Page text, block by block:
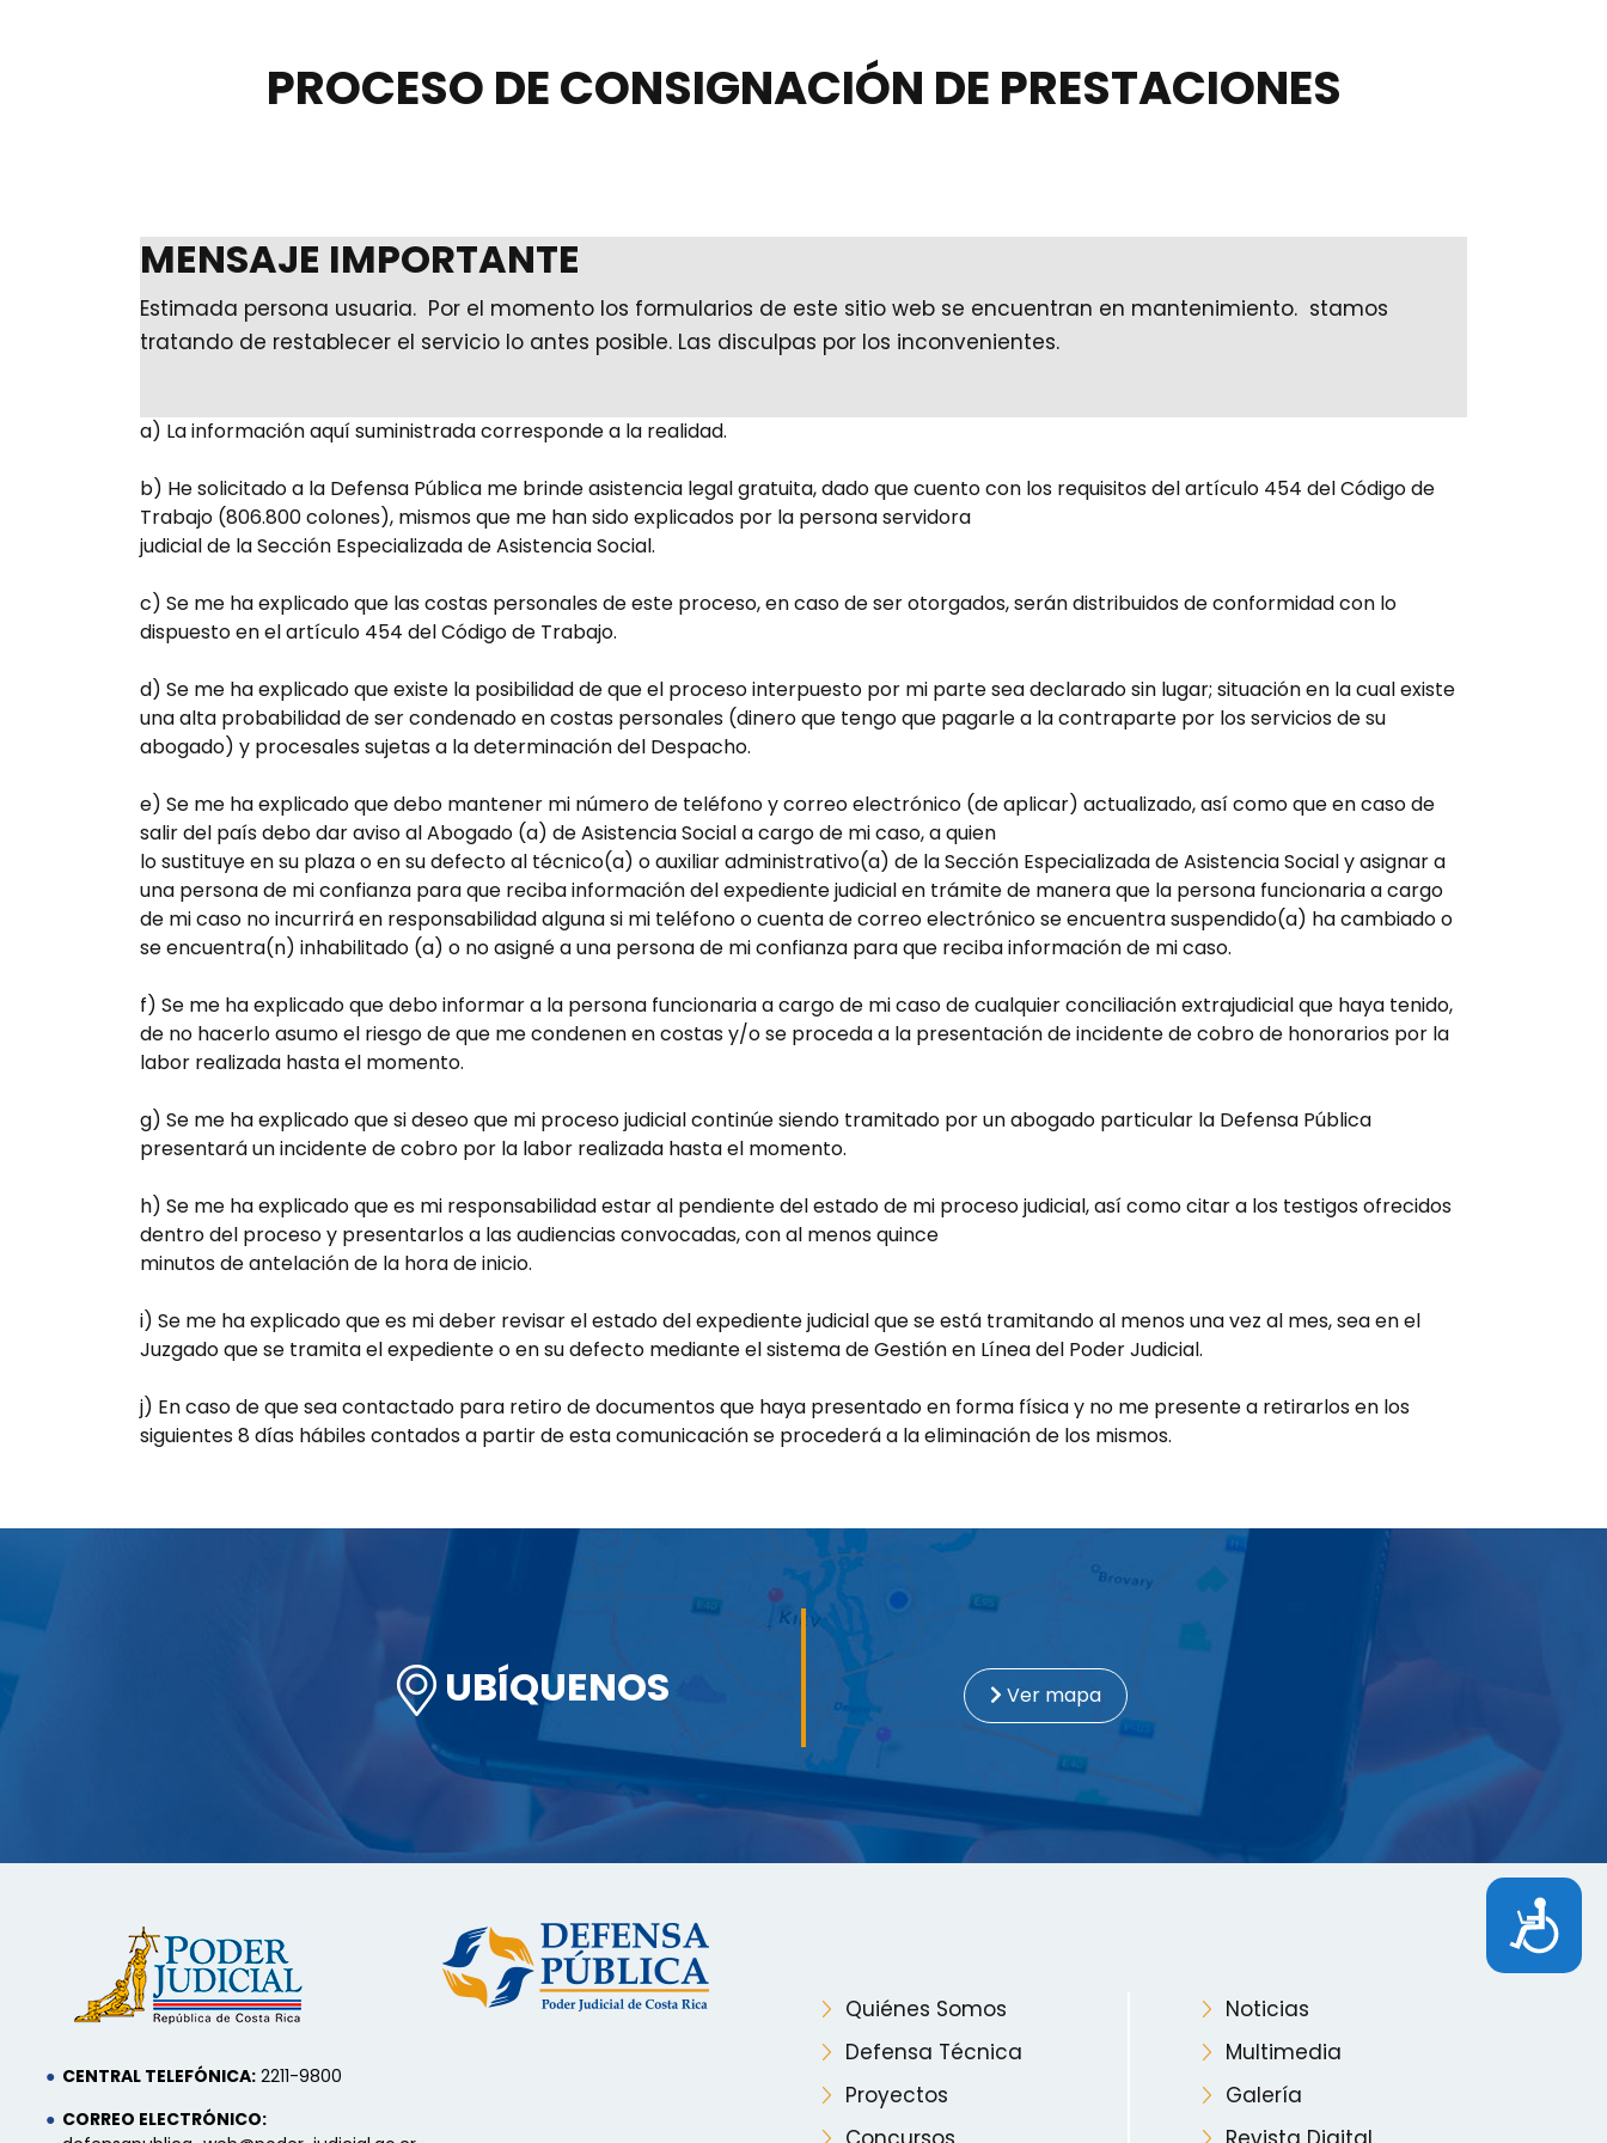
Accesibilidad
PROCESO DE CONSIGNACIÓN DE PRESTACIONES
MENSAJE IMPORTANTE
Estimada persona usuaria. Por el momento los formularios de este sitio web se encuentran en mantenimiento. stamos
tratando de restablecer el servicio lo antes posible. Las disculpas por los inconvenientes.
a) La información aquí suministrada corresponde a la realidad.
b) He solicitado a la Defensa Pública me brinde asistencia legal gratuita, dado que cuento con los requisitos del artículo 454 del Código de
Trabajo (806.800 colones), mismos que me han sido explicados por la persona servidora
judicial de la Sección Especializada de Asistencia Social.
c) Se me ha explicado que las costas personales de este proceso, en caso de ser otorgados, serán distribuidos de conformidad con lo
dispuesto en el artículo 454 del Código de Trabajo.
d) Se me ha explicado que existe la posibilidad de que el proceso interpuesto por mi parte sea declarado sin lugar; situación en la cual existe
una alta probabilidad de ser condenado en costas personales (dinero que tengo que pagarle a la contraparte por los servicios de su
abogado) y procesales sujetas a la determinación del Despacho.
e) Se me ha explicado que debo mantener mi número de teléfono y correo electrónico (de aplicar) actualizado, así como que en caso de
salir del país debo dar aviso al Abogado (a) de Asistencia Social a cargo de mi caso, a quien
lo sustituye en su plaza o en su defecto al técnico(a) o auxiliar administrativo(a) de la Sección Especializada de Asistencia Social y asignar a
una persona de mi confianza para que reciba información del expediente judicial en trámite de manera que la persona funcionaria a cargo
de mi caso no incurrirá en responsabilidad alguna si mi teléfono o cuenta de correo electrónico se encuentra suspendido(a) ha cambiado o
se encuentra(n) inhabilitado (a) o no asigné a una persona de mi confianza para que reciba información de mi caso.
f) Se me ha explicado que debo informar a la persona funcionaria a cargo de mi caso de cualquier conciliación extrajudicial que haya tenido,
de no hacerlo asumo el riesgo de que me condenen en costas y/o se proceda a la presentación de incidente de cobro de honorarios por la
labor realizada hasta el momento.
g) Se me ha explicado que si deseo que mi proceso judicial continúe siendo tramitado por un abogado particular la Defensa Pública
presentará un incidente de cobro por la labor realizada hasta el momento.
h) Se me ha explicado que es mi responsabilidad estar al pendiente del estado de mi proceso judicial, así como citar a los testigos ofrecidos
dentro del proceso y presentarlos a las audiencias convocadas, con al menos quince
minutos de antelación de la hora de inicio.
i) Se me ha explicado que es mi deber revisar el estado del expediente judicial que se está tramitando al menos una vez al mes, sea en el
Juzgado que se tramita el expediente o en su defecto mediante el sistema de Gestión en Línea del Poder Judicial.
j) En caso de que sea contactado para retiro de documentos que haya presentado en forma física y no me presente a retirarlos en los
siguientes 8 días hábiles contados a partir de esta comunicación se procederá a la eliminación de los mismos.
UBÍQUENOS Ver mapa
CENTRAL TELEFÓNICA: 2211-9800
CORREO ELECTRÓNICO:
Quiénes Somos
Defensa Técnica
Proyectos
Noticias
Multimedia
Galería